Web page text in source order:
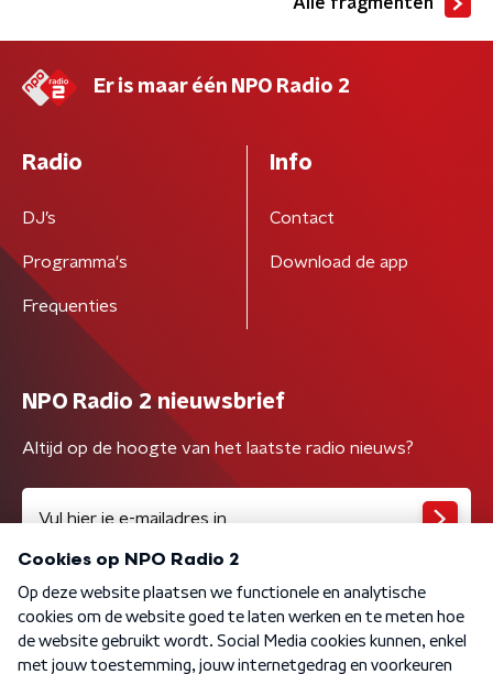
Er is maar één NPO Radio 2
Radio
DJ’s
Programma's
Frequenties
Info
Contact
Download de app
NPO Radio 2 nieuwsbrief
Altijd op de hoogte van het laatste radio nieuws?
Algemene voorwaarden